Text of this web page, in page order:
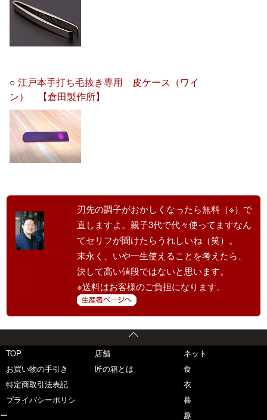
○江戸本手打ち毛抜き専用 皮ケース（ワイ
ン） 【倉田製作所】
刃先の調子がおかしくなったら無料（※）で
直しますよ。親子3代で代々使ってますなん
てセリフが聞けたらうれしいね（笑）。
末永く、いや一生使えることを考えたら、
決して高い値段ではないと思います。
※送料はお客様のご負担になります。
TOP
お買い物の手引き
特定商取引法表記
プライバシーポリシ
ー
店舗
匠の箱とは
ネット
食
衣
暮
趣